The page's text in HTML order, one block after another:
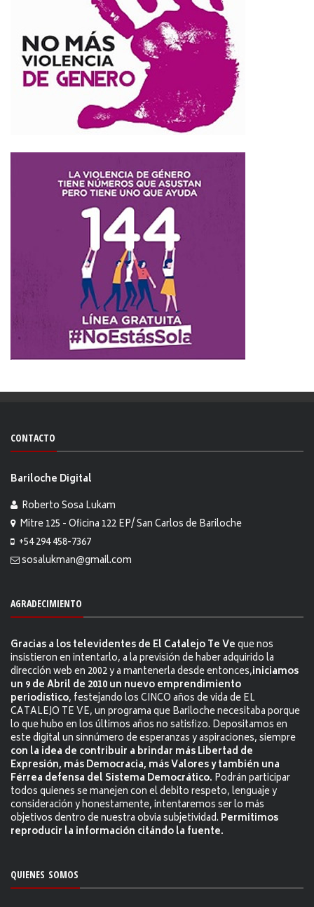
CONTACTO
Bariloche Digital
Roberto Sosa Lukam
Mitre 125 - Oficina 122 EP/ San Carlos de Bariloche
+54 294 458-7367
sosalukman@gmail.com
AGRADECIMIENTO
Gracias a los televidentes de El Catalejo Te Veque nos
insistieron en intentarlo, a la previsión de haber adquirido la
dirección web en 2002 y a mantenerla desde entonces,iniciamos
un 9 de Abril de 2010 un nuevo emprendimiento
periodístico, festejando los CINCO años de vida de EL
CATALEJO TE VE, un programa que Bariloche necesitaba porque
lo que hubo en los últimos años no satisfizo. Depositamos en
este digital un sinnúmero de esperanzas y aspiraciones, siempre
con la idea de contribuir a brindar más Libertad de
Expresión, más Democracia, más Valores y también una
Férrea defensa del Sistema Democrático. Podrán participar
todos quienes se manejen con el debito respeto, lenguaje y
consideración y honestamente, intentaremos ser lo más
objetivos dentro de nuestra obvia subjetividad. Permitimos
reproducir la información citándo la fuente.
QUIENES SOMOS